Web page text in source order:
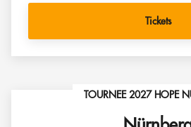
Tickets
TOURNEE 2027 HOPE